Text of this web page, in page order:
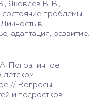
Яковлев В. В.,
проблемы
в
адаптация, развитие.
Пограничное
детском
// Вопросы
и подростков. —